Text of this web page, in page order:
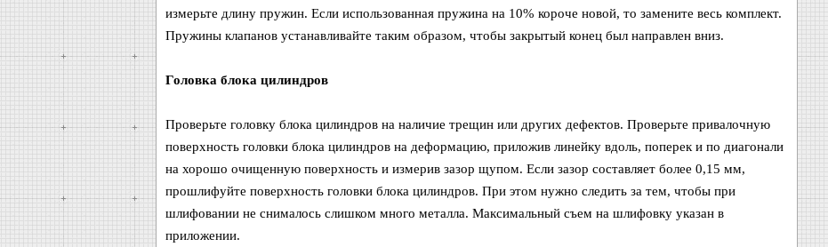
измерьте длину пружин. Если использованная пружина на 10% короче новой, то замените весь комплект.
Пружины клапанов устанавливайте таким образом, чтобы закрытый конец был направлен вниз.
Головка блока цилиндров
Проверьте головку блока цилиндров на наличие трещин или других дефектов. Проверьте привалочную
поверхность головки блока цилиндров на деформацию, приложив линейку вдоль, поперек и по диагонали
на хорошо очищенную поверхность и измерив зазор щупом. Если зазор составляет более 0,15 мм,
прошлифуйте поверхность головки блока цилиндров. При этом нужно следить за тем, чтобы при
шлифовании не снималось слишком много металла. Максимальный съем на шлифовку указан в
приложении.